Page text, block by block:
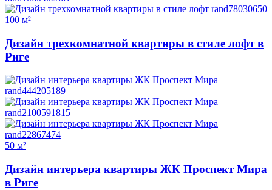
100 м²
Дизайн трехкомнатной квартиры в стиле лофт в
Риге
50 м²
Дизайн интерьера квартиры ЖК Проспект Мира
в Риге